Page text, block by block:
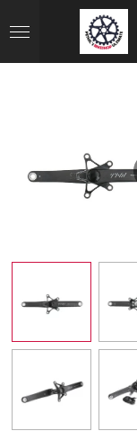
Hauptinhalt